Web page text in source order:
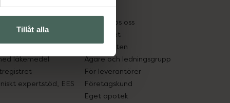
Tillåt alla
in gammal medicin
läkemedel
expertstöd, EES
Pressrum
Jobba hos oss
Hållbarhet
Samarbeten
Ägare och ledningsgrupp
För leverantörer
Företagskund
Eget apotek